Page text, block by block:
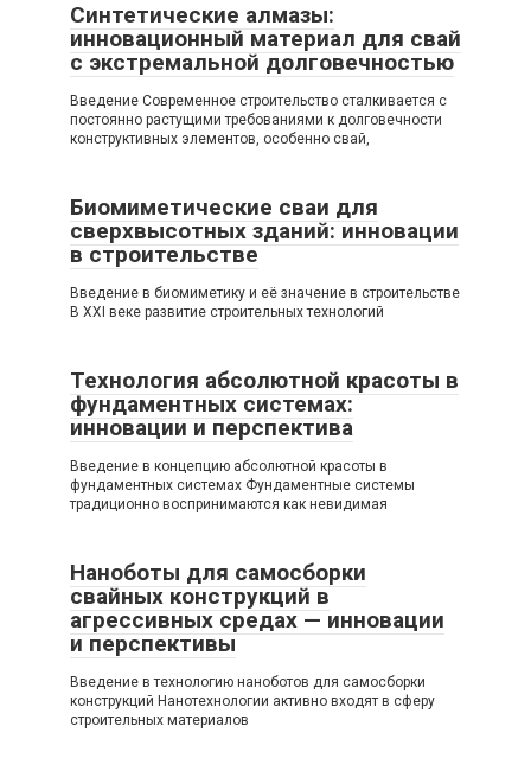
Синтетические алмазы:
инновационный материал для свай
с экстремальной долговечностью
Введение Современное строительство сталкивается с
постоянно растущими требованиями к долговечности
конструктивных элементов, особенно свай,
Биомиметические сваи для
сверхвысотных зданий: инновации
в строительстве
Введение в биомиметику и её значение в строительстве
В XXI веке развитие строительных технологий
Технология абсолютной красоты в
фундаментных системах:
инновации и перспектива
Введение в концепцию абсолютной красоты в
фундаментных системах Фундаментные системы
традиционно воспринимаются как невидимая
Наноботы для самосборки
свайных конструкций в
агрессивных средах — инновации
и перспективы
Введение в технологию наноботов для самосборки
конструкций Нанотехнологии активно входят в сферу
строительных материалов